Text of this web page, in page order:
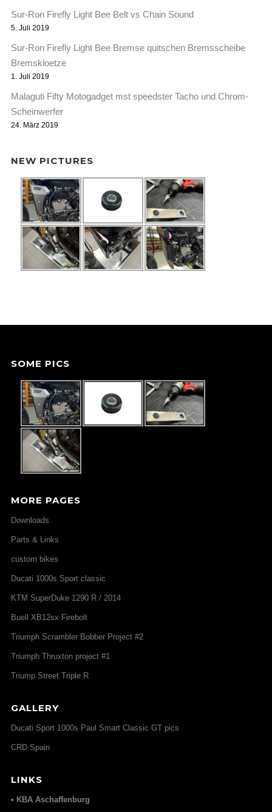
Sur-Ron Firefly Light Bee Belt vs Chain Sound
5. Juli 2019
Sur-Ron Firefly Light Bee Bremse quitschen Bremsscheibe
Bremskloetze
1. Juli 2019
Malaguti Fifty Motogadget mst speedster Tacho und Chrom-
Scheinwerfer
24. März 2019
NEW PICTURES
SOME PICS
MORE PAGES
Downloads
Parts & Links
custom bikes
Ducati 1000s Sport classic
KTM SuperDuke 1290 R / 2014
Buell XB12sx Firebolt
Triumph Scrambler Bobber Project #2
Triumph Thruxton project #1
Triump Street Triple R
GALLERY
Ducati Sport 1000s Paul Smart Classic GT pics
CRD Spain
LINKS
• KBA Aschaffenburg